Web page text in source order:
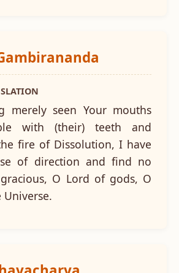
merely seen Your mouths
with (their) teeth and
fire of Dissolution, I have
of direction and find no
O Lord of gods, O